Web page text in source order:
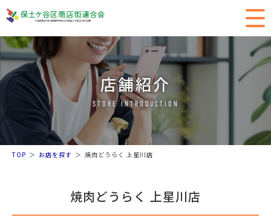
店舗紹介
STORE INTRODUCTION
TOP お店を探す 焼肉どうらく 上星川店
焼肉どうらく 上星川店